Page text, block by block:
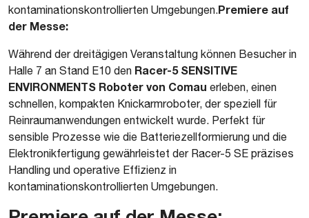
kontaminationskontrollierten Umgebungen.Premiere auf
der Messe:
Während der dreitägigen Veranstaltung können Besucher in
Halle 7 an Stand E10 den Racer-5 SENSITIVE
ENVIRONMENTS Roboter von Comau erleben, einen
schnellen, kompakten Knickarmroboter, der speziell für
Reinraumanwendungen entwickelt wurde. Perfekt für
sensible Prozesse wie die Batteriezellformierung und die
Elektronikfertigung gewährleistet der Racer-5 SE präzises
Handling und operative Effizienz in
kontaminationskontrollierten Umgebungen.